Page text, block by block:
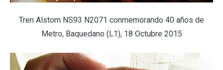
Tren Alstom NS93 N2071 conmemorando 40 años de
Metro, Baquedano (L1), 18 Octubre 2015